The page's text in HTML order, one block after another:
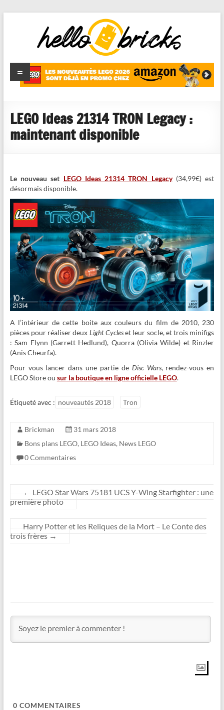
HelloBricks
Blog LEGO,
nouveaut�s
reviews
LEGO Ideas 21314 TRON Legacy :
maintenant disponible
Le nouveau set LEGO Ideas 21314 TRON Legacy(34,99€) est
désormais disponible.
A l’intérieur de cette boite aux couleurs du film de 2010, 230
pièces pour réaliser deux Light Cycleset leur socle, et trois minifigs
: Sam Flynn (Garrett Hedlund), Quorra (Olivia Wilde) et Rinzler
(Anis Cheurfa).
Pour vous lancer dans une partie de Disc Wars, rendez-vous en
LEGO Store ou sur la boutique en ligne officielle LEGO.
Étiqueté avec : nouveautés 2018 Tron
Brickman
31 mars 2018
Bons plans LEGO, LEGO Ideas, News LEGO
0 Commentaires
←
LEGO Star Wars 75181 UCS Y-Wing Starfighter : une
première photo
Harry Potter et les Reliques de la Mort – Le Conte des
trois frères →
0 COMMENTAIRES